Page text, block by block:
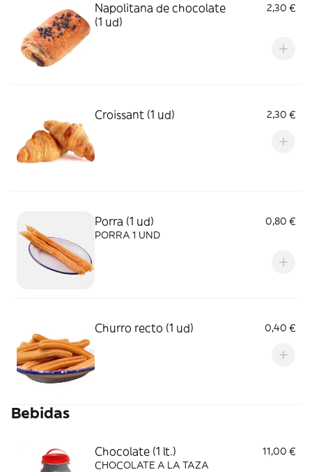
Napolitana de chocolate
(1 ud)
2,30 €
Croissant (1 ud) 2,30 €
Porra (1 ud)
0,80 €
PORRA 1 UND
Churro recto (1 ud) 0,40 €
Bebidas
Chocolate (1 lt.)
11,00 €
CHOCOLATE A LA TAZA